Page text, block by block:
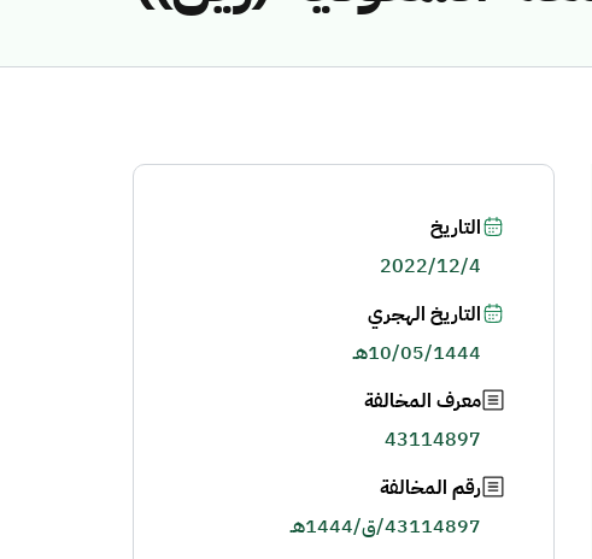
التاريخ
2022/12/4
التاريخ الهجري
10/05/1444هـ
معرف المخالفة
43114897
رقم المخالفة
43114897/ق/1444هـ